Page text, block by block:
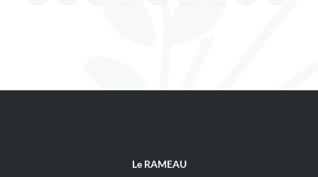
Le RAMEAU